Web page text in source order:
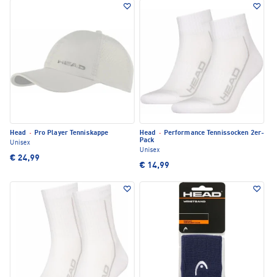
Head · Pro Player Tenniskappe
Unisex
€ 24,99
Head · Performance Tennissocken 2er-
Pack
Unisex
€ 14,99